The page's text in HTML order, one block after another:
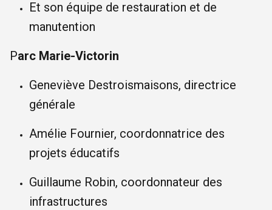
Et son équipe de restauration et de
manutention
Parc Marie-Victorin
Geneviève Destroismaisons, directrice
générale
Amélie Fournier, coordonnatrice des
projets éducatifs
Guillaume Robin, coordonnateur des
infrastructures